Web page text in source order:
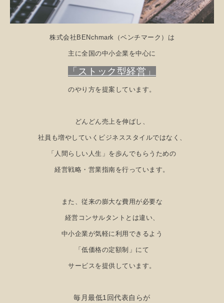
株式会社BENchmark（ベンチマーク）は
主に全国の中小企業を中心に
「ストック型経営」
のやり方を提案しています。
どんどん売上を伸ばし、
社員も増やしていくビジネススタイルではなく、
「 人間らしい人生」を歩んでもらうための
経営戦略・営業指南を行っています。
また、従来の膨大な費用が必要な
経営コンサルタントとは違い、
中小企業が気軽に利用できるよう
「低価格の定額制」にて
サービスを提供しています。
毎月最低1回代表自らが